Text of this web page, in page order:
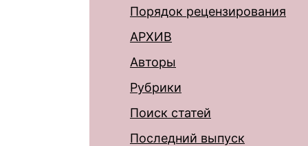
Порядок рецензирования
АРХИВ
Авторы
Рубрики
Поиск статей
Последний выпуск